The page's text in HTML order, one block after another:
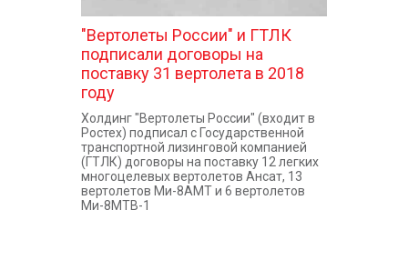
"Вертолеты России" и ГТЛК
подписали договоры на
поставку 31 вертолета в 2018
году
Холдинг "Вертолеты России" (входит в
Ростех) подписал с Государственной
транспортной лизинговой компанией
(ГТЛК) договоры на поставку 12 легких
многоцелевых вертолетов Ансат, 13
вертолетов Ми-8АМТ и 6 вертолетов
Ми-8МТВ-1